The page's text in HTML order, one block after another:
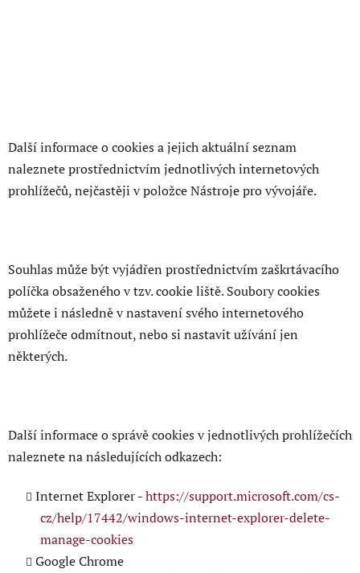
Další informace o cookies a jejich aktuální seznam
naleznete prostřednictvím jednotlivých internetových
prohlížečů, nejčastěji v položce Nástroje pro vývojáře.
Souhlas může být vyjádřen prostřednictvím zaškrtávacího
políčka obsaženého v tzv. cookie liště. Soubory cookies
můžete i následně v nastavení svého internetového
prohlížeče odmítnout, nebo si nastavit užívání jen
některých.
Další informace o správě cookies v jednotlivých prohlížečích
naleznete na následujících odkazech:
Internet Explorer -https://support.microsoft.com/cs-
cz/help/17442/windows-internet-explorer-delete-
manage-cookies
Google Chrome